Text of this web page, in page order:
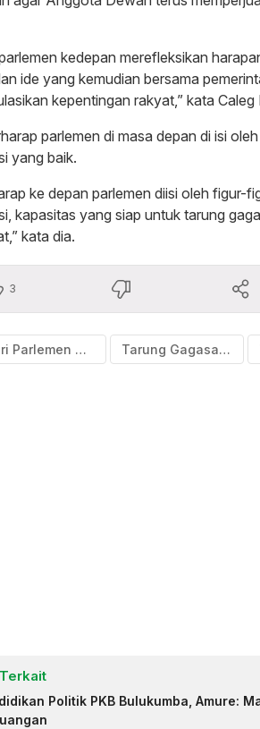
kedepan merefleksikan
ide yang kemudian bersama
kepentingan rakyat,” kata
parlemen di masa depan di isi
yang baik.
ke depan parlemen diisi oleh figur-
kapasitas yang siap untuk tarung
kata dia.
3
Hari Parlemen Nasional Tarung Gagasan Legislator
Politik PKB Bulukumba, Amure: